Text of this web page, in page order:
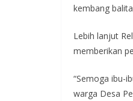
kembang
Lebih lanjut
memberikan
“Semoga ibu-
warga Desa